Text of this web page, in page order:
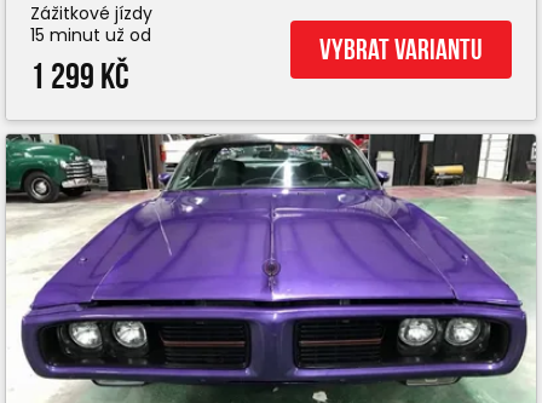
Zážitkové jízdy
15 minut už od
1 299 Kč
Vybrat variantu